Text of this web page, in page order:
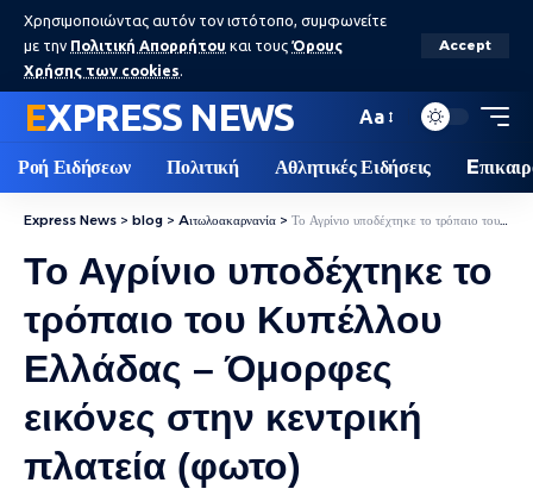
Χρησιμοποιώντας αυτόν τον ιστότοπο, συμφωνείτε
με την Πολιτική Απορρήτου και τους Όρους
Χρήσης των cookies.
Accept
EXPRESS NEWS Aa
Ροή Ειδήσεων Πολιτική Αθλητικές Ειδήσεις
Express News > blog > Aιτωλοακαρνανία > Το Αγρίνιο υποδέχτηκε το τρόπαιο του Κυπέλλου Ελλάδας – Όμορφες εικόνες στην κεντρική πλατεία (φωτο)
Το Αγρίνιο υποδέχτηκε το
τρόπαιο του Κυπέλλου
Ελλάδας – Όμορφες
εικόνες στην κεντρική
πλατεία (φωτο)